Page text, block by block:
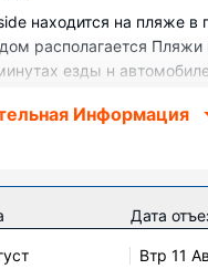
находится на пляже в
располагается
езды н
расположением:
себя как дома в
следующим
Информация
Дата
Втр 11